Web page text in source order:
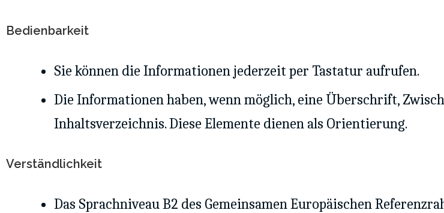
Bedienbarkeit
Sie können die Informationen jederzeit per Tastatur aufrufen.
Die Informationen haben, wenn möglich, eine Überschrift,
Inhaltsverzeichnis. Diese Elemente dienen als Orientierung.
Verständlichkeit
Das Sprachniveau B2 des Gemeinsamen Europäischen